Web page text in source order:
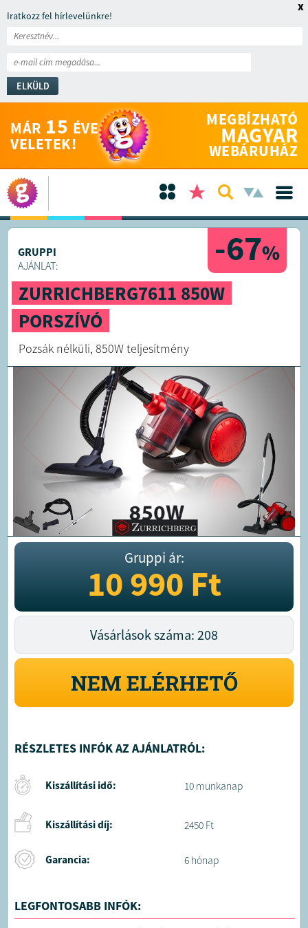
Iratkozz fel hírlevelünkre!
ELKÜLD
x
MÁR 15 ÉVE
VELETEK!
MEGBÍZHATÓ
MAGYAR
WEBÁRUHÁZ
-67%
GRUPPI
AJÁNLAT:
ZURRICHBERG7611 850W
PORSZÍVÓ
Pozsák nélküli, 850W teljesítmény
Gruppi ár:
10 990Ft
Vásárlások száma: 208
NEM ELÉRHETŐ
RÉSZLETES INFÓK AZ AJÁNLATRÓL:
Kiszállítási idő: 10 munkanap
Kiszállítási díj: 2450 Ft
Garancia: 6 hónap
LEGFONTOSABB INFÓK: